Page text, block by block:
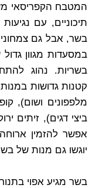
המטבח הקפריסאי
תיכוניים, עם
בשר, אבל גם
במסעדות מגוון
בשריות. נהוג
קטנות גדושות
מלפפונים ושום),
ביצי דגים), זיתים
אפשר להזמין
יוגשו גם מנות של
בשר מגיע אפוי